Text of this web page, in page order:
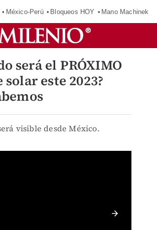
México-Perú Bloqueos HOY Mano Machinek
será el PRÓXIMO
este 2023?
visible desde México.